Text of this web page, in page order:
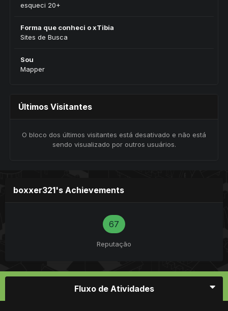
esqueci 20+
Forma que conheci o xTibia
Sites de Busca
Sou
Mapper
Últimos Visitantes
O bloco dos últimos visitantes está desativado e não está
sendo visualizado por outros usuários.
boxxer321's Achievements
67
Reputação
Fluxo de Atividades